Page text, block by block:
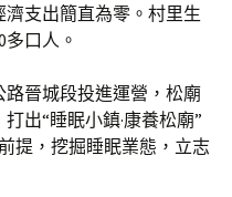
支出簡直為零。村里生
口人。
晉城段投進運營，松廟
出“睡眠小鎮·康養松廟”
提，挖掘睡眠業態，立志